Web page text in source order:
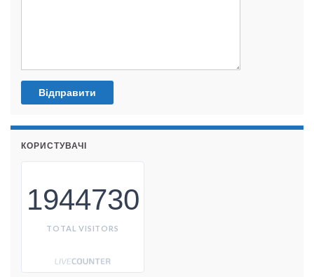
КОРИСТУВАЧІ
1944730
TOTAL VISITORS